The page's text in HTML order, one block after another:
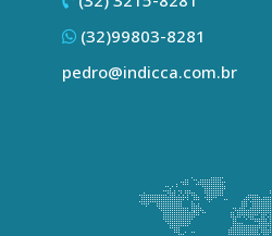
(32)99803-8281
pedro@indicca.com.br